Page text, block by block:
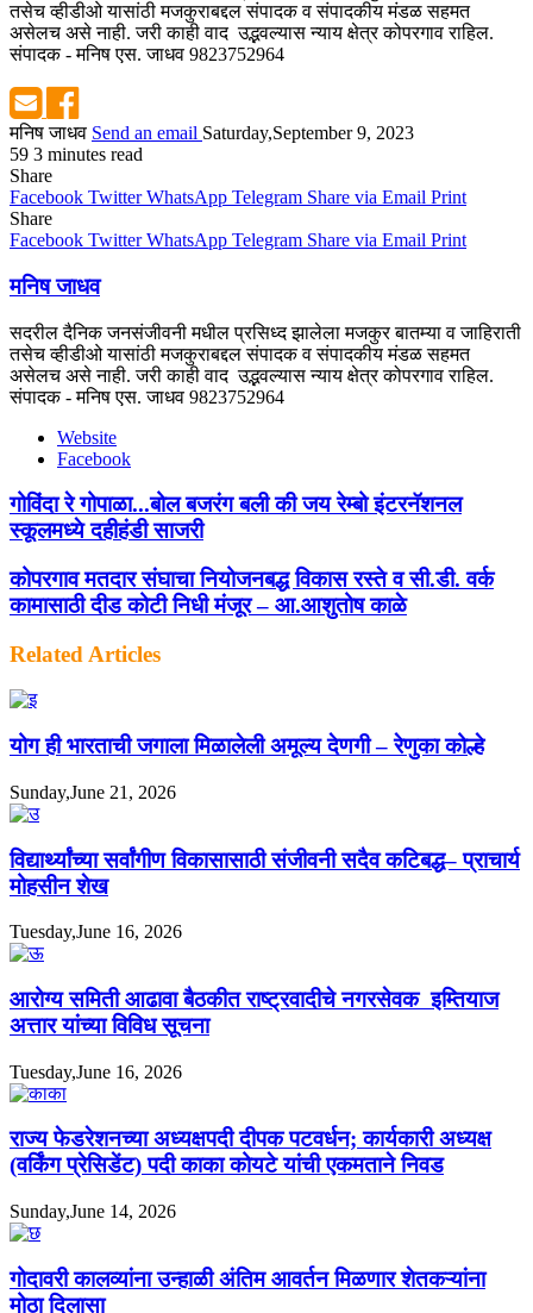
तसेच व्हीडीओ यासांठी मजकुराबद्दल संपादक व संपादकीय मंडळ सहमत
असेलच असे नाही. जरी काही वाद उद्भवल्यास न्याय क्षेत्र कोपरगाव राहिल.
संपादक - मनिष एस. जाधव 9823752964
मनिष जाधव Send an email Saturday,September 9, 2023
59 3 minutes read
Share
Facebook Twitter WhatsApp Telegram Share via Email Print
Share
Facebook Twitter WhatsApp Telegram Share via Email Print
मनिष जाधव
सदरील दैनिक जनसंजीवनी मधील प्रसिध्द झालेला मजकुर बातम्या व जाहिराती
तसेच व्हीडीओ यासांठी मजकुराबद्दल संपादक व संपादकीय मंडळ सहमत
असेलच असे नाही. जरी काही वाद उद्भवल्यास न्याय क्षेत्र कोपरगाव राहिल.
संपादक - मनिष एस. जाधव 9823752964
Website
Facebook
गोविंदा रे गोपाळा...बोल बजरंग बली की जय रेम्बो इंटरनॅशनल
स्कूलमध्ये दहीहंडी साजरी
कोपरगाव मतदार संघाचा नियोजनबद्ध विकास रस्ते व सी.डी. वर्क
कामासाठी दीड कोटी निधी मंजूर – आ.आशुतोष काळे
Related Articles
योग ही भारताची जगाला मिळालेली अमूल्य देणगी – रेणुका कोल्हे
Sunday,June 21, 2026
विद्यार्थ्यांच्या सर्वांगीण विकासासाठी संजीवनी सदैव कटिबद्ध– प्राचार्य
मोहसीन शेख
Tuesday,June 16, 2026
आरोग्य समिती आढावा बैठकीत राष्ट्रवादीचे नगरसेवक इम्तियाज
अत्तार यांच्या विविध सूचना
Tuesday,June 16, 2026
राज्य फेडरेशनच्या अध्यक्षपदी दीपक पटवर्धन; कार्यकारी अध्यक्ष
(वर्किंग प्रेसिडेंट) पदी काका कोयटे यांची एकमताने निवड
Sunday,June 14, 2026
गोदावरी कालव्यांना उन्हाळी अंतिम आवर्तन मिळणार शेतकऱ्यांना
मोठा दिलासा